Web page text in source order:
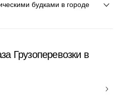
будками в городе
Грузоперевозки в